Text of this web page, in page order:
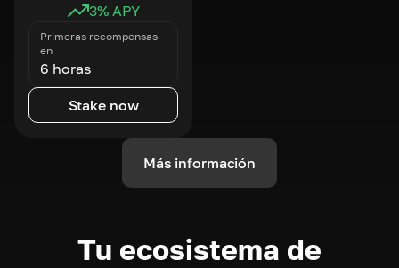
3% APY
Primeras recompensas
en
6 horas
Stake now
Más información
Tu ecosistema de